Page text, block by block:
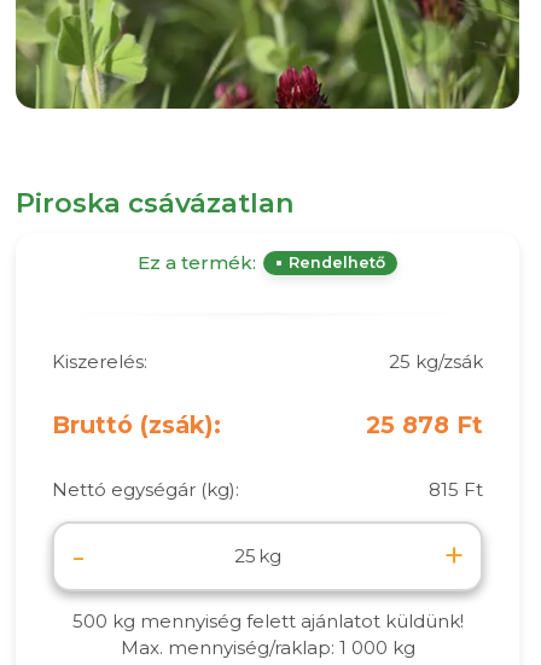
Piroska csávázatlan
Ez a termék: Rendelhető
Kiszerelés: 25 kg/zsák
Bruttó (zsák): 25 878 Ft
Nettó egységár (kg): 815 Ft
- kg +
500 kg mennyiség felett ajánlatot küldünk!
Max. mennyiség/raklap: 1 000 kg